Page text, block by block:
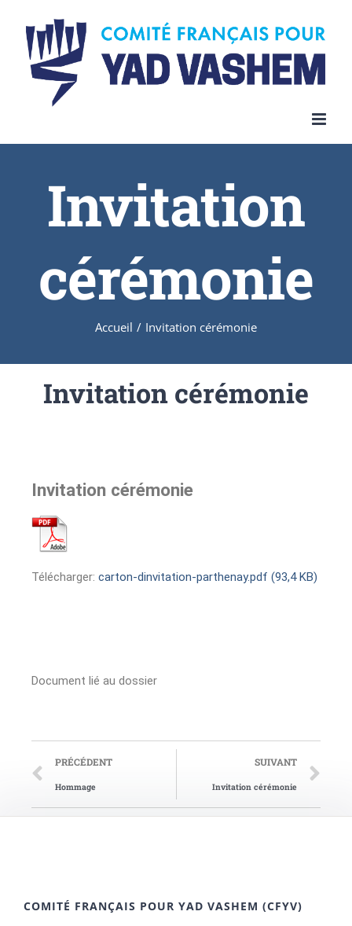
Invitation
cérémonie
Accueil / Invitation cérémonie
Invitation cérémonie
Invitation cérémonie
Télécharger: carton-dinvitation-parthenay.pdf (93,4 KB)
Document lié au dossier
PRÉCÉDENT
Hommage
SUIVANT
Invitation cérémonie
COMITÉ FRANÇAIS POUR YAD VASHEM (CFYV)